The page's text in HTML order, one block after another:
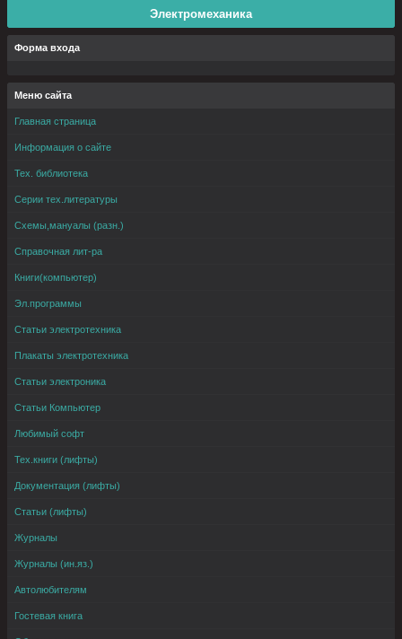
Электромеханика
Форма входа
Меню сайта
Главная страница
Информация о сайте
Тех. библиотека
Серии тех.литературы
Схемы,мануалы (разн.)
Справочная лит-ра
Книги(компьютер)
Эл.программы
Статьи электротехника
Плакаты электротехника
Статьи электроника
Статьи Компьютер
Любимый софт
Тех.книги (лифты)
Документация (лифты)
Статьи (лифты)
Журналы
Журналы (ин.яз.)
Автолюбителям
Гостевая книга